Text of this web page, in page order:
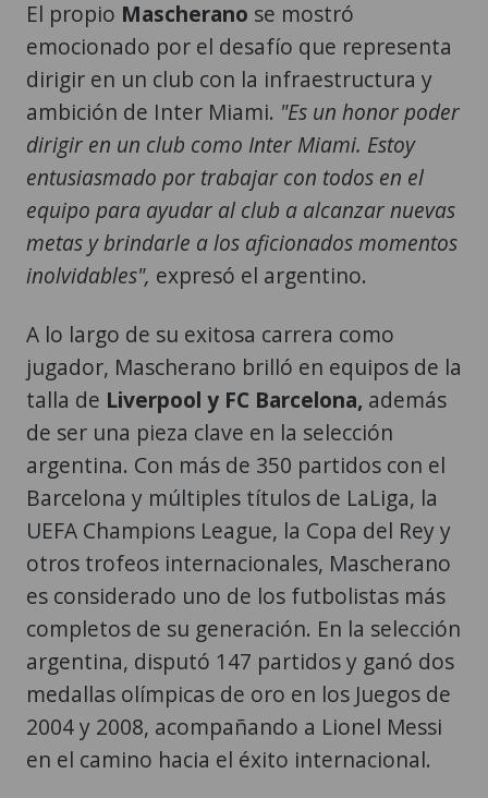
El propio Mascherano se mostró
emocionado por el desafío que representa
dirigir en un club con la infraestructura y
ambición de Inter Miami. "Es un honor poder
dirigir en un club como Inter Miami. Estoy
entusiasmado por trabajar con todos en el
equipo para ayudar al club a alcanzar nuevas
metas y brindarle a los aficionados momentos
inolvidables", expresó el argentino.
A lo largo de su exitosa carrera como
jugador, Mascherano brilló en equipos de la
talla de Liverpool y FC Barcelona, además
de ser una pieza clave en la selección
argentina. Con más de 350 partidos con el
Barcelona y múltiples títulos de LaLiga, la
UEFA Champions League, la Copa del Rey y
otros trofeos internacionales, Mascherano
es considerado uno de los futbolistas más
completos de su generación. En la selección
argentina, disputó 147 partidos y ganó dos
medallas olímpicas de oro en los Juegos de
2004 y 2008, acompañando a Lionel Messi
en el camino hacia el éxito internacional.